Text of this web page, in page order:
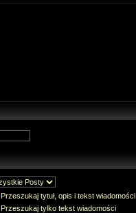
Przeszukaj tytuł, opis i tekst wiadomości
Przeszukaj tylko tekst wiadomości